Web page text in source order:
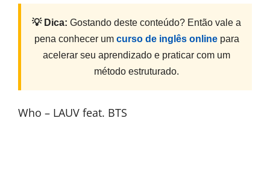
💡 Dica: Gostando deste conteúdo? Então vale a
pena conhecer um curso de inglês onlinepara
acelerar seu aprendizado e praticar com um
método estruturado.
Who – LAUV feat. BTS